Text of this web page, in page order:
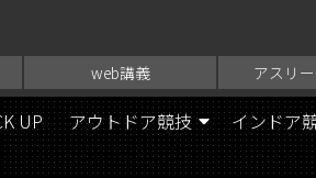
web講義 アスリ
UP アウトドア競技 インドア